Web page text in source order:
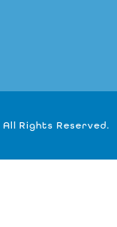
All Rights Reserved.